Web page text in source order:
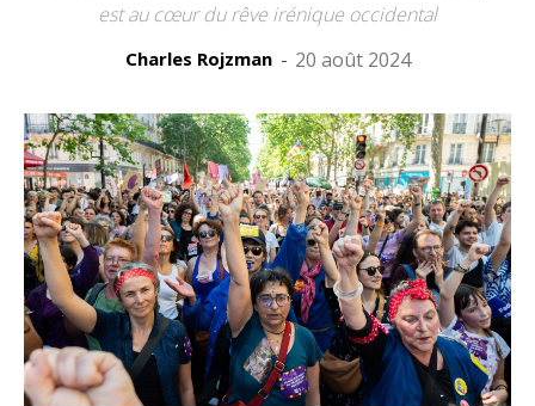
est au cœur du rêve irénique occidental
Charles Rojzman - 20 août 2024